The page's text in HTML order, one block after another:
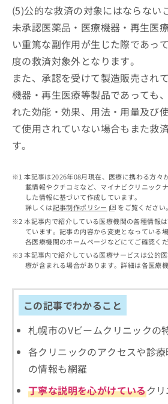
(5)公的な救済の対象にはならない
未承認医薬品・医療機器・再生医
い重篤な副作用が生じた際であっ
度の救済対象外となります。
また、承認を受けて製造販売され
機器・再生医療等製品であっても
れた効能・効果、用法・用量及び
て使用されていない場合もまた救
す。
本記事は2026年08月現在、医療に携わる方々
載情報やクチコミなど、マイナビクリニック
した情報に基づいて作成しています。
詳しくは記事制作ポリシー
をご覧ください。
本記事内で紹介している医療機関の各種情報
ています。記事の内容から変更となっている
各医療機関のホームページなどにてご確認くだ
本記事内で紹介している医療サービスは公的
療が含まれる場合があります。詳細は各医療
この記事でわかること
札幌市のVビームクリニックの
各クリニックのアクセスや診
の情報も網羅
丁寧な説明を心がけているク
こ
ち
ら
そ
の
他
の
お
問
い
合
は
ら
は
こ
ち
ら